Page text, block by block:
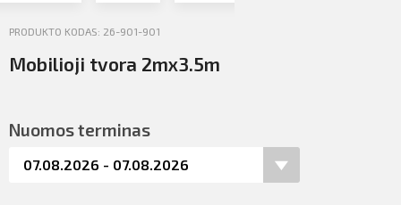
PRODUKTO KODAS: 26-901-901
Mobilioji tvora 2mx3.5m
Nuomos terminas